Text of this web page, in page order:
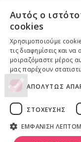
ONLINE ΑΓΟΡΕΣ
Παραδόσεις
ΝΟΜΙΚΕΣ
Πολιτική απορρήτου
Όροι & Προϋποθέσεις
0
Αυτός ο
cookies
Χρησιμοποιούμε
τις διαφημίσεις και
μοιραζόμαστε μέρος
μας παρέχουν
ΑΠΟΛΥΤΩΣ
ΣΤΟΧΕΥΣΗΣ
ΕΜΦΑΝΙΣΗ